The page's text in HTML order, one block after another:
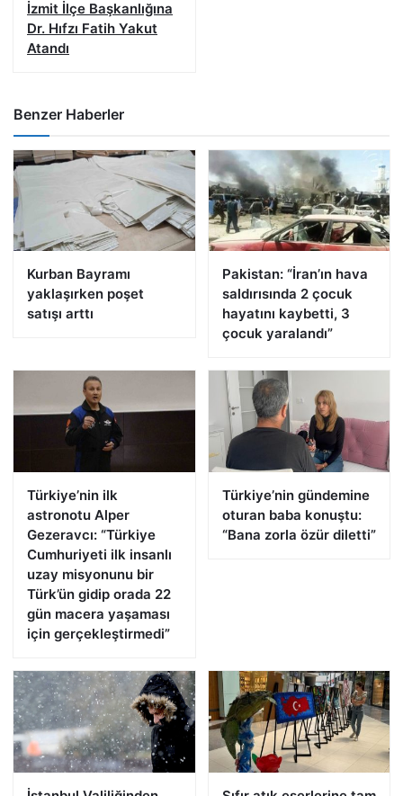
İzmit İlçe Başkanlığına
Dr. Hıfzı Fatih Yakut
Atandı
Benzer Haberler
Kurban Bayramı
yaklaşırken poşet
satışı arttı
Pakistan: “İran’ın hava
saldırısında 2 çocuk
hayatını kaybetti, 3
çocuk yaralandı”
Türkiye’nin ilk
astronotu Alper
Gezeravcı: “Türkiye
Cumhuriyeti ilk insanlı
uzay misyonunu bir
Türk’ün gidip orada 22
gün macera yaşaması
için gerçekleştirmedi”
Türkiye’nin gündemine
oturan baba konuştu:
“Bana zorla özür diletti”